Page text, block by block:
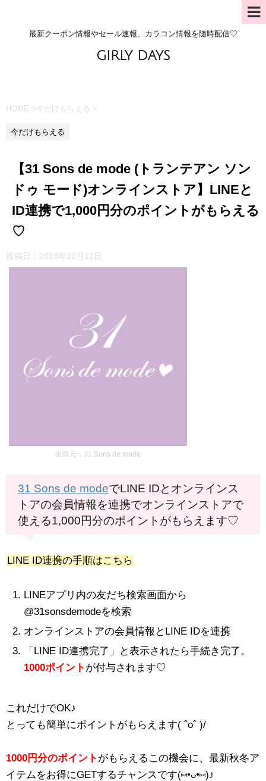
最新クーポン情報やセール速報、カラコン情報を随時配信♡
GIRLY DAYS
HOME >今だけもらえる >
今だけもらえる
【31 Sons de mode (トランテアン ソン
ドゥ モード)オンラインストア】LINEと
ID連携で1,000円分のポイントがもらえる
♡
投稿日： 2018年10月12日
出典元：31 Sons de mode
31 Sons de modeでLINE IDとオンラインス
トアの会員情報を連携でオンラインストアで
使える1,000円分のポイントがもらえます♡
LINE ID連携の手順はこちら
LINEアプリ内の友だち検索画面から
@31sonsdemodeを検索
オンラインストアの会員情報とLINE IDを連携
「LINE ID連携完了」と表示されたら手続き完了。
1000ポイント が付与されます♡
これだけでOK♪
とっても簡単にポイントがもらえます( ˆoˆ )/
1000円分のポイント がもらえるこの機会に、最新秋冬ア
イテムをお得にGETするチャンスです(⑅•ᴗ•⑅)♪